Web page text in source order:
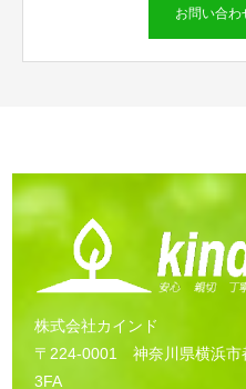
お問い合わ
株式会社カインド
〒224-0001 神奈川県横浜市
3FA